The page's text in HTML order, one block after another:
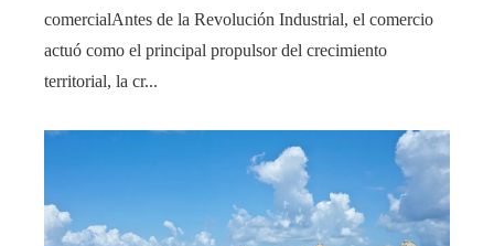
comercialAntes de la Revolución Industrial, el comercio
actuó como el principal propulsor del crecimiento
territorial, la cr...